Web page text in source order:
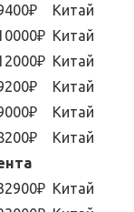
Китай
Китай
Китай
Китай
Китай
Китай
Китай